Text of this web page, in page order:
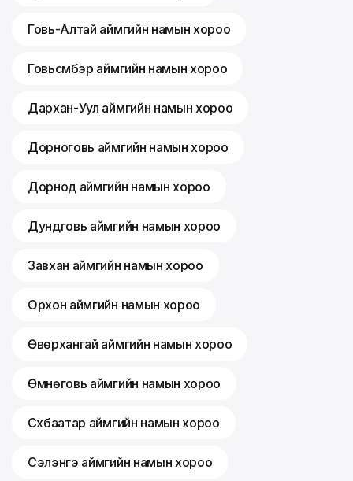
Говь-Алтай аймгийн намын хороо
Говьсүмбэр аймгийн намын хороо
Дархан-Уул аймгийн намын хороо
Дорноговь аймгийн намын хороо
Дорнод аймгийн намын хороо
Дундговь аймгийн намын хороо
Завхан аймгийн намын хороо
Орхон аймгийн намын хороо
Өвөрхангай аймгийн намын хороо
Өмнөговь аймгийн намын хороо
Сүхбаатар аймгийн намын хороо
Сэлэнгэ аймгийн намын хороо